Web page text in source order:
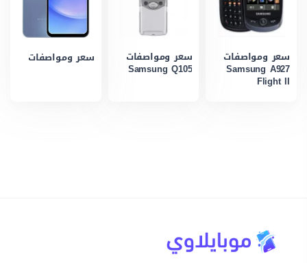
سعر ومواصفات
Samsung A927
Flight II
سعر ومواصفات
Samsung Q105
سعر ومواصفات